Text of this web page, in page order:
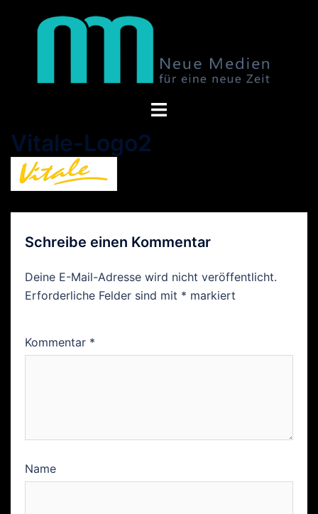
Toggle
Vitale-Logo2
Schreibe einen Kommentar
Deine E-Mail-Adresse wird nicht veröffentlicht.
Erforderliche Felder sind mit * markiert
Kommentar *
Name